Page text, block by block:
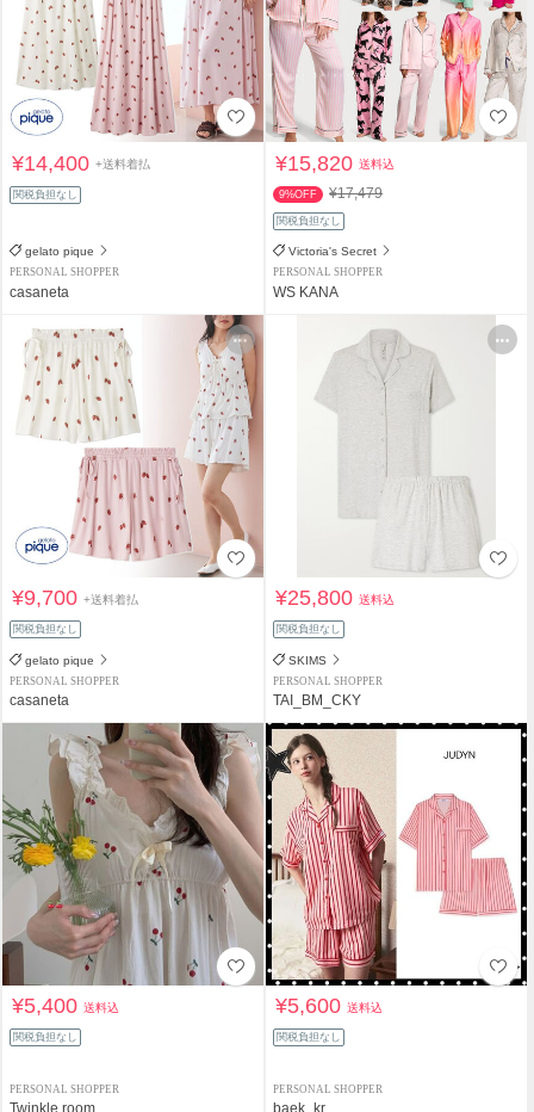
¥14,400+送料着払
関税負担なし
gelato pique
PERSONAL SHOPPER
casaneta
¥15,820送料込
9%OFF ¥17,479
関税負担なし
Victoria's Secret
PERSONAL SHOPPER
WS KANA
¥9,700+送料着払
関税負担なし
gelato pique
PERSONAL SHOPPER
casaneta
¥25,800送料込
関税負担なし
SKIMS
PERSONAL SHOPPER
TAI_BM_CKY
¥5,400送料込
関税負担なし
PERSONAL SHOPPER
Twinkle room
¥5,600送料込
関税負担なし
PERSONAL SHOPPER
baek_kr